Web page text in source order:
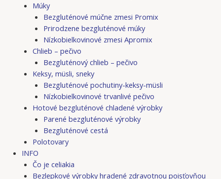
Múky
Bezgluténové múčne zmesi Promix
Prirodzene bezgluténové múky
Nízkobielkovinové zmesi Apromix
Chlieb – pečivo
Bezgluténový chlieb – pečivo
Keksy, müsli, sneky
Bezgluténové pochutiny-keksy-müsli
Nízkobielkovinové trvanlivé pečivo
Hotové bezgluténové chladené výrobky
Parené bezgluténové výrobky
Bezgluténové cestá
Polotovary
INFO
Čo je celiakia
Bezlepkové výrobky hradené zdravotnou poisťovňou